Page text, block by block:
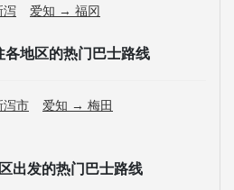
爱知 → 福冈
各地区的热门巴士路线
市
爱知 → 梅田
出发的热门巴士路线